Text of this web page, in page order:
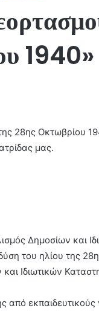
28ης Οκτωβρίου
μας.
Δημοσίων
του ηλίου της
Ιδιωτικών
από